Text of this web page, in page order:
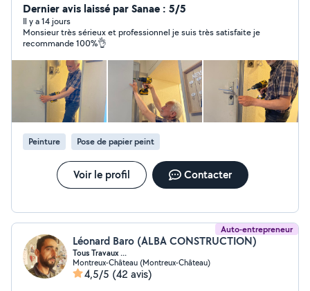
Dernier avis laissé par Sanae : 5/5
Il y a 14 jours
Monsieur très sérieux et professionnel je suis très satisfaite je
recommande 100%👌
Peinture Pose de papier peint
Voir le profil Contacter
Auto-entrepreneur
Léonard Baro (ALBA CONSTRUCTION)
Tous Travaux ...
Montreux-Château (Montreux-Château)
4,5/5 (42 avis)